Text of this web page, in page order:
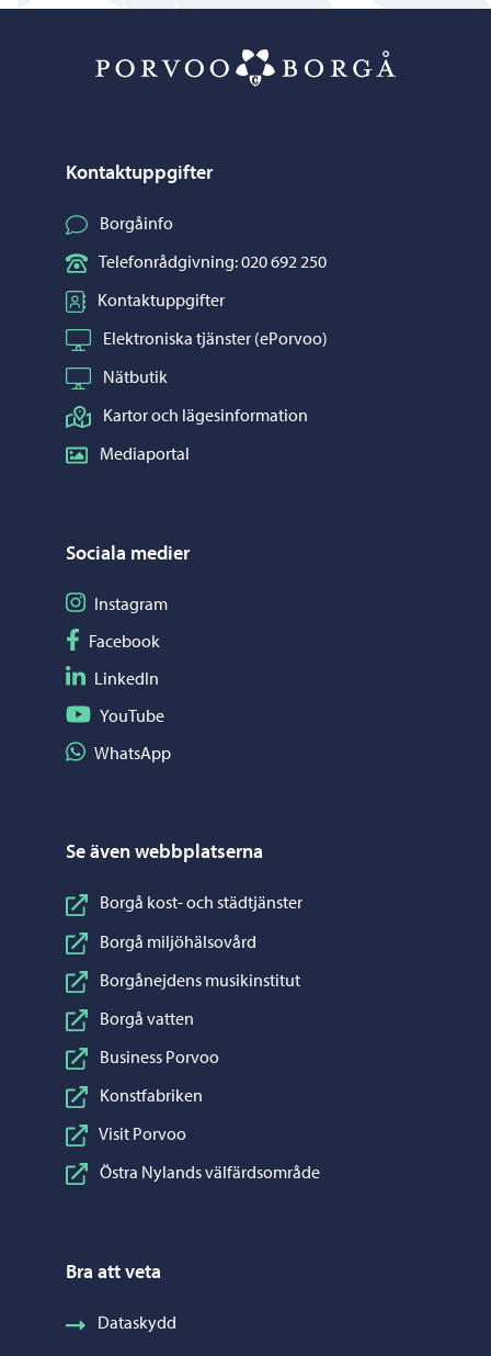
Kontaktuppgifter
Borgåinfo
Telefonrådgivning: 020 692 250
Kontaktuppgifter
Elektroniska tjänster (ePorvoo)
Nätbutik
Kartor och lägesinformation
Mediaportal
Sociala medier
Följ på Instagram
Instagram
Följ på Facebook
Facebook
Följ på LinkedIn
LinkedIn
Följ på YouTube
YouTube
Dela på WhatsApp
WhatsApp
Se även webbplatserna
Borgå kost- och städtjänster
Borgå miljöhälsovård
Borgånejdens musikinstitut
Borgå vatten
Business Porvoo
Konstfabriken
Visit Porvoo
Östra Nylands välfärdsområde
Bra att veta
Dataskydd